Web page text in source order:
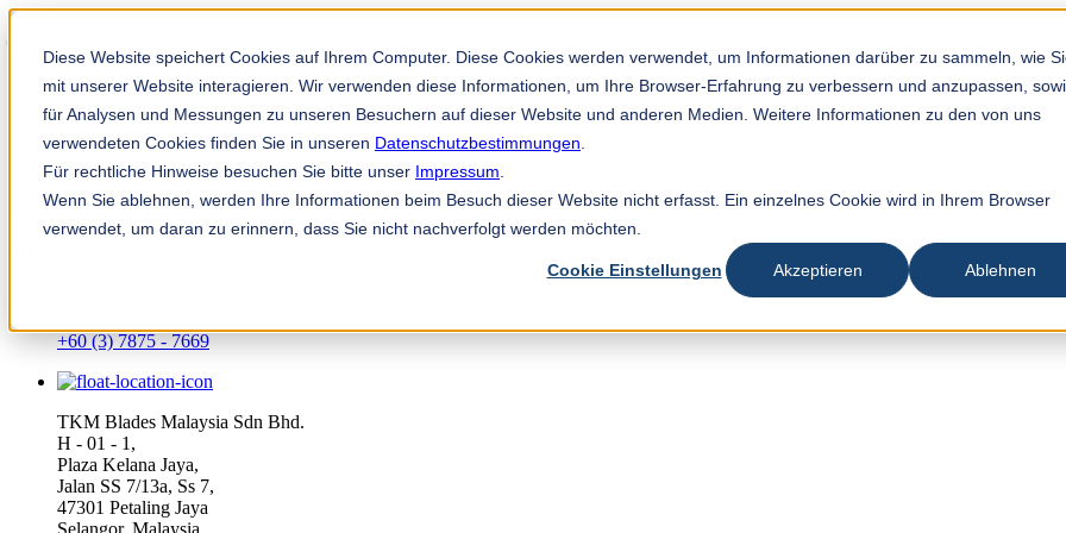
Diese Website speichert Cookies auf Ihrem Computer. Diese Cookies werden verwendet, um Informationen darüber zu sammeln, wie
mit unserer Website interagieren. Wir verwenden diese Informationen, um Ihre Browser-Erfahrung zu verbessern und anzupassen,
für Analysen und Messungen zu unseren Besuchern auf dieser Website und anderen Medien. Weitere Informationen zu den von uns
verwendeten Cookies finden Sie in unseren Datenschutzbestimmungen
Für rechtliche Hinweise besuchen Sie bitte unser Impressum
Wenn Sie ablehnen, werden Ihre Informationen beim Besuch dieser Website nicht erfasst. Ein einzelnes Cookie wird in Ihrem Browser
verwendet, um daran zu erinnern, dass Sie nicht nachverfolgt werden möchten.
Cookie Einstellungen Akzeptieren Ablehnen
Solution Finder
TKM App
ms
+60 (3) 7875 - 7669
TKM Blades Malaysia Sdn Bhd.
H - 01 - 1,
Plaza Kelana Jaya,
Jalan SS 7/13a, Ss 7,
47301 Petaling Jaya
Selangor, Malaysia